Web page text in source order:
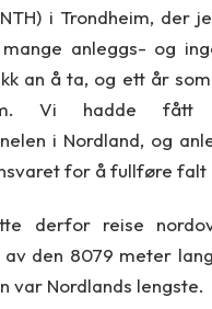
i Trondheim, der
anleggs- og
an å ta, og ett år
Vi hadde fått
i Nordland, og
for å fullføre falt
derfor reise
av den 8079 meter
var Nordlands lengste.